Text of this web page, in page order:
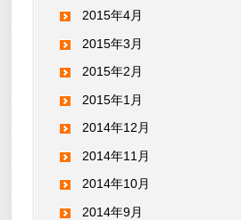
2015年4月
2015年3月
2015年2月
2015年1月
2014年12月
2014年11月
2014年10月
2014年9月